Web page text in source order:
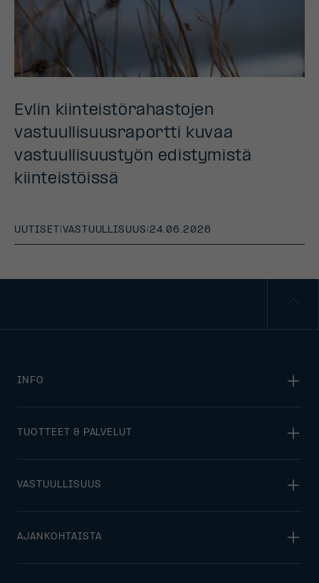
Evlin kiinteistörahastojen
vastuullisuusraportti kuvaa
vastuullisuustyön edistymistä
kiinteistöissä
UUTISET VASTUULLISUUS |24.06.2026
INFO
TUOTTEET & PALVELUT
VASTUULLISUUS
AJANKOHTAISTA